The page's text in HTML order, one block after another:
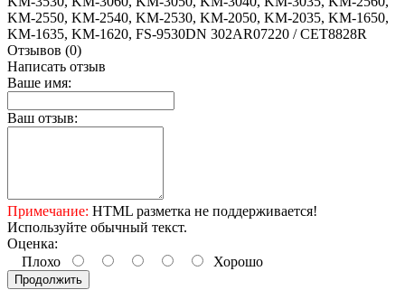
KM-2550, KM-2540, KM-2530, KM-2050, KM-2035, KM-1650,
KM-1635, KM-1620, FS-9530DN 302AR07220 / CET8828R
Отзывов (0)
Написать отзыв
Ваше имя:
Ваш отзыв:
Примечание: HTML разметка не поддерживается!
Используйте обычный текст.
Оценка:
Плохо
Хорошо
Продолжить